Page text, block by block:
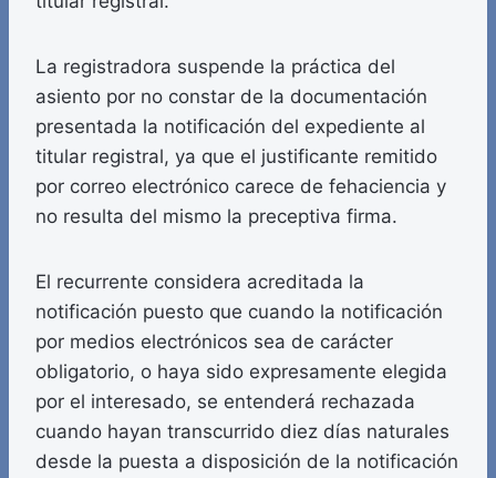
La registradora suspende la práctica del
asiento por no constar de la documentación
presentada la notificación del expediente al
titular registral, ya que el justificante remitido
por correo electrónico carece de fehaciencia y
no resulta del mismo la preceptiva firma.
El recurrente considera acreditada la
notificación puesto que cuando la notificación
por medios electrónicos sea de carácter
obligatorio, o haya sido expresamente elegida
por el interesado, se entenderá rechazada
cuando hayan transcurrido diez días naturales
desde la puesta a disposición de la notificación